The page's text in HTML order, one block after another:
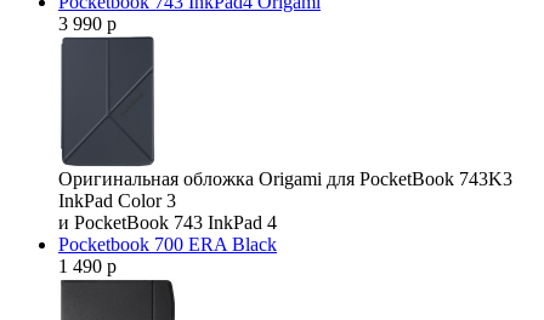
3 990 р
Оригинальная обложка Origami для PocketBook 743K3
InkPad Color 3
и PocketBook 743 InkPad 4
Pocketbook 700 ERA Black
1 490 р